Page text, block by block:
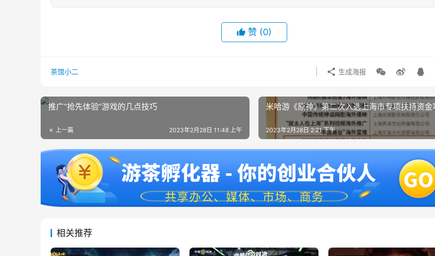
赞 (0)
茶馆小二 生成海报
推广“抢先体验”游戏的几点技巧
上一篇 2023年2月28日 11:48 上午
米哈游《原神》第二次入选上海市专项扶持资金
2023年2月28日 2:21 下午
相关推荐